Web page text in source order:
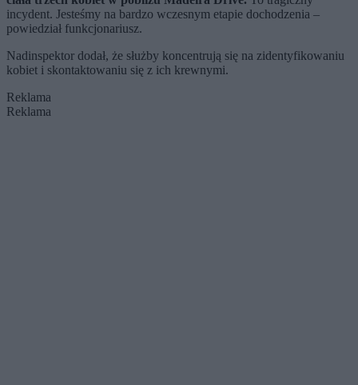
incydent. Jesteśmy na bardzo wczesnym etapie dochodzenia –
powiedział funkcjonariusz.
Nadinspektor dodał, że służby koncentrują się na zidentyfikowaniu
kobiet i skontaktowaniu się z ich krewnymi.
Reklama
Reklama